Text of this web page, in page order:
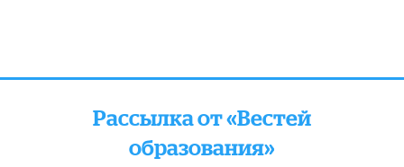
Рассылка от «Вестей
образования»